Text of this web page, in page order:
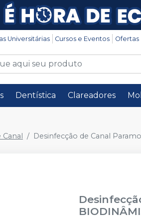
Universitárias Cursos e Eventos Ofertas
Dentística Clareadores
Canal Desinfecção de Canal